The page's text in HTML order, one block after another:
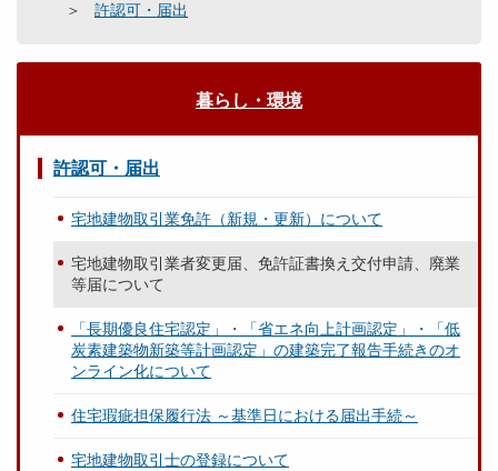
許認可・届出
暮らし・環境
許認可・届出
宅地建物取引業免許（新規・更新）について
宅地建物取引業者変更届、免許証書換え交付申請、廃業
等届について
「長期優良住宅認定」・「省エネ向上計画認定」・「低
炭素建築物新築等計画認定」の建築完了報告手続きのオ
ンライン化について
住宅瑕疵担保履行法 ～基準日における届出手続～
宅地建物取引士の登録について